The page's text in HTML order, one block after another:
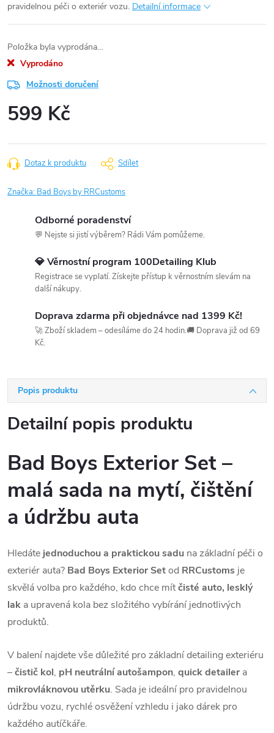
pravidelnou péči o exteriér vozu. Detailní informace
Položka byla vyprodána…
Vyprodáno
Možnosti doručení
599 Kč
cena:
Dotaz k produktu Sdílet
Značka: Bad Boys by RRCustoms
Odborné poradenství
💬 Nejste si jistí výběrem? Rádi Vám pomůžeme.
💎 Věrnostní program 100Detailing Klub
Registrace se vyplatí. Získejte přístup k věrnostním slevám na
další nákupy.
Doprava zdarma při objednávce nad 1399 Kč!
🚀 Zboží skladem – odesíláme do 24 hodin.🚚 Doprava již od 69
Kč.
Popis produktu
Detailní popis produktu
Bad Boys Exterior Set –
malá sada na mytí, čištění
a údržbu auta
Hledáte jednoduchou a praktickou sadu na základní péči o
exteriér auta? Bad Boys Exterior Setod RRCustoms je
skvělá volba pro každého, kdo chce mítčisté auto, lesklý
lak a upravená kola bez složitého vybírání jednotlivých
produktů.
V balení najdete vše důležité pro základní detailing exteriéru
–čistič kol, pH neutrální autošampon, quick detailer a
mikrovláknovou utěrku. Sada je ideální pro pravidelnou
údržbu vozu, rychlé osvěžení vzhledu i jako dárek pro
každého autíčkáře.